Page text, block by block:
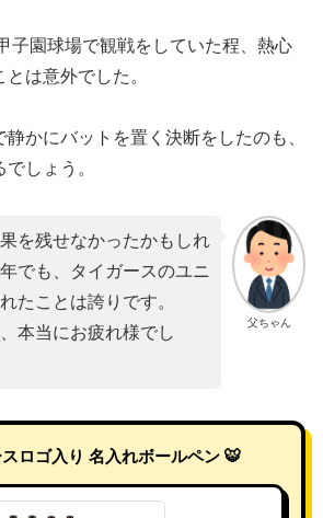
子園球場で観戦をしていた程、熱心
は意外でした。
かにバットを置く決断をしたのも、
しょう。
父ちゃん
を残せなかったかもしれ
でも、タイガースのユニ
たことは誇りです。
本当にお疲れ様でし
ロゴ入り 名入れボールペン 🐯